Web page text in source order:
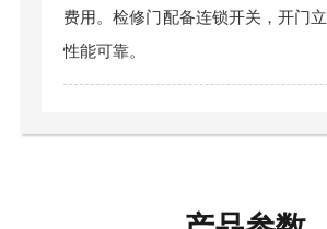
费用。检修门配备连锁开关，开门
性能可靠。